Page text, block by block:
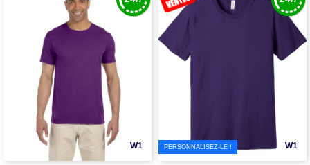
W1 W1
PERSONNALISEZ-LE !